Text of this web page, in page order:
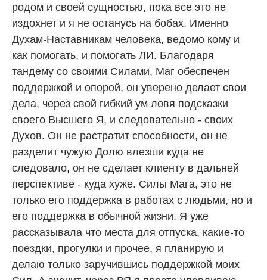
родом и своей сущностью, пока все это не
издохнет и я не останусь на бобах. Именно
Духам-Наставникам человека, ведомо кому и
как помогать, и помогать ЛИ. Благодаря
тандему со своими Силами, Маг обеспечен
поддержкой и опорой, он уверено делает свои
дела, через свой гибкий ум ловя подсказки
своего Высшего Я, и следовательно - своих
Духов. Он не растратит способности, он не
разделит чужую Долю влезши куда не
следовало, он не сделает клиенту в дальней
перспективе - куда хуже. Силы Мага, это не
только его поддержка в работах с людьми, но и
его поддержка в обычной жизни. Я уже
рассказывала что места для отпуска, какие-то
поездки, прогулки и прочее, я планирую и
делаю только заручившись поддержкой моих